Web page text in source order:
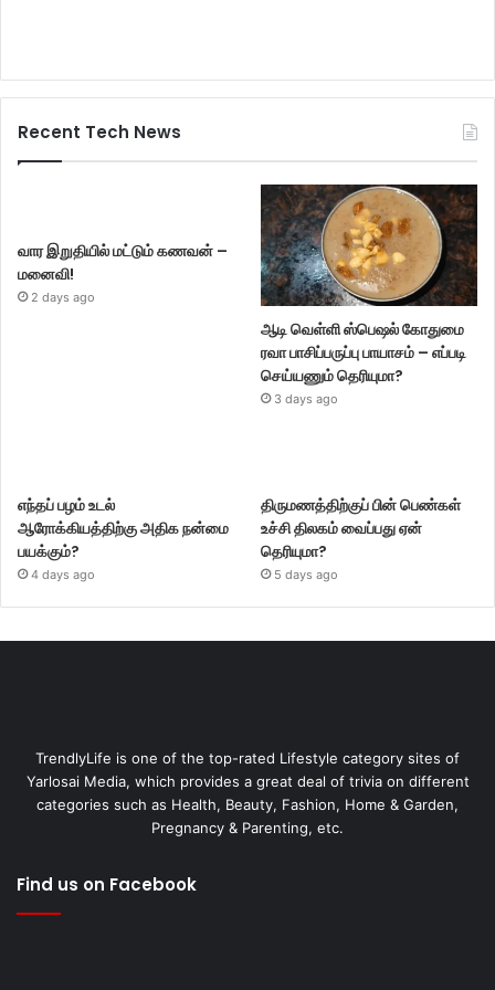
Recent Tech News
வார இறுதியில் மட்டும் கணவன் –
மனைவி!
2 days ago
ஆடி வெள்ளி ஸ்பெஷல் கோதுமை
ரவா பாசிப்பருப்பு பாயாசம் – எப்படி
செய்யணும் தெரியுமா?
3 days ago
எந்தப் பழம் உடல்
ஆரோக்கியத்திற்கு அதிக நன்மை
பயக்கும்?
4 days ago
திருமணத்திற்குப் பின் பெண்கள்
உச்சி திலகம் வைப்பது ஏன்
தெரியுமா?
5 days ago
TrendlyLife is one of the top-rated Lifestyle category sites of
Yarlosai Media, which provides a great deal of trivia on different
categories such as Health, Beauty, Fashion, Home & Garden,
Pregnancy & Parenting, etc.
Find us on Facebook